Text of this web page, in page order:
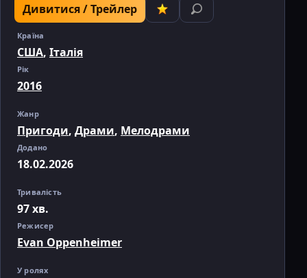
Дивитися / Трейлер
Країна
США, Італія
Рік
2016
Жанр
Пригоди, Драми, Мелодрами
Додано
18.02.2026
Тривалість
97 хв.
Режисер
Evan Oppenheimer
У ролях